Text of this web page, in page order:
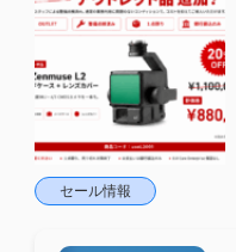
セール情報